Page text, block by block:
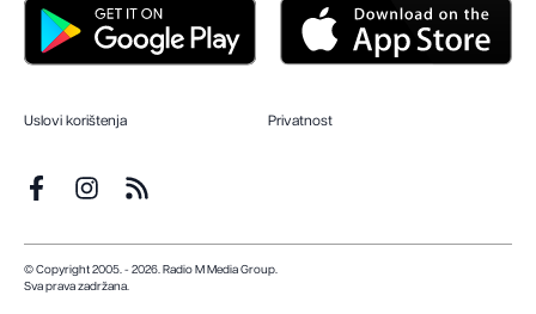
Uslovi korištenja Privatnost
© Copyright 2005. - 2026. Radio M Media Group.
Sva prava zadržana.